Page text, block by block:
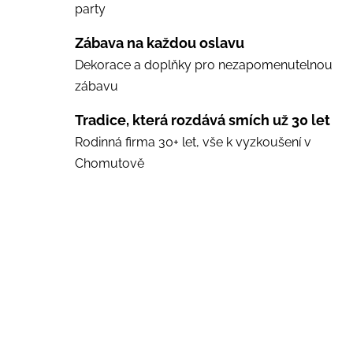
party
Zábava na každou oslavu
Dekorace a doplňky pro nezapomenutelnou
zábavu
Tradice, která rozdává smích už 30 let
Rodinná firma 30+ let, vše k vyzkoušení v
Chomutově